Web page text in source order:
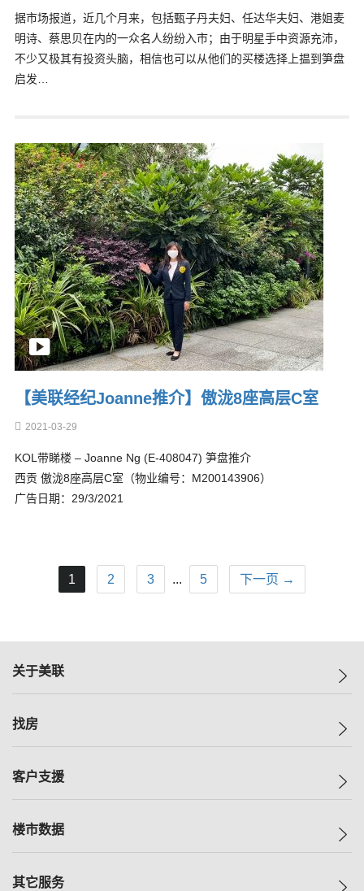
据市场报道，近几个月来，包括甄子丹夫妇、任达华夫妇、港姐麦
明诗、蔡思贝在内的一众名人纷纷入市；由于明星手中资源充沛，
不少又极其有投资头脑，相信也可以从他们的买楼选择上揾到笋盘
启发…
【美联经纪Joanne推介】傲泷8座高层C室
2021-03-29
KOL带睇楼 – Joanne Ng (E-408047) 笋盘推介
西贡 傲泷8座高层C室（物业编号：M200143906）
广告日期：29/3/2021
1 2 3 ... 5 下一页 →
关于美联
美联集团
人才招募
找房
一手新房
减价
美联豪宅
客户支援
自助放盘
楼市数据
指数
其它服务